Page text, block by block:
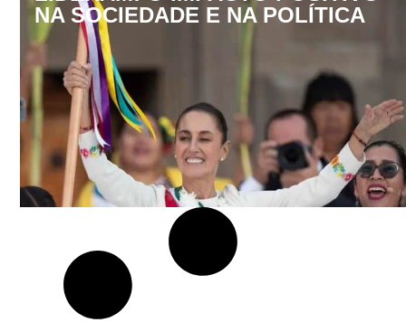
NA SOCIEDADE E NA POLÍTICA